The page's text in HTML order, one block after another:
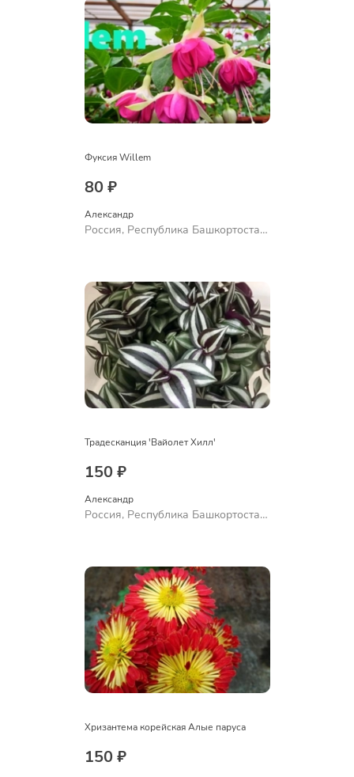
Фуксия Willem
80 ₽
Александр
Россия, Республика Башкортостан,
Традесканция 'Вайолет Хилл'
150 ₽
Александр
Россия, Республика Башкортостан,
Хризантема корейская Алые паруса
150 ₽